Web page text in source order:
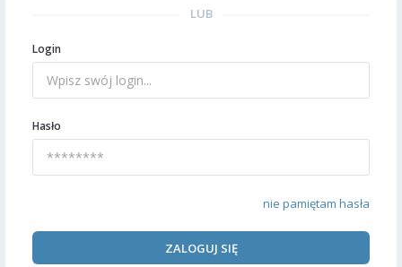
LUB
Login
Hasło
nie pamiętam hasła
ZALOGUJ SIĘ